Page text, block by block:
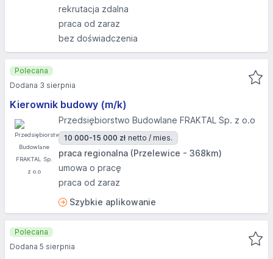
rekrutacja zdalna
praca od zaraz
bez doświadczenia
Kierownik budowy (m/k)
Przedsiębiorstwo Budowlane FRAKTAL Sp. z o.o
10 000-15 000 zł netto / mies.
praca regionalna (Przelewice - 368km)
umowa o pracę
praca od zaraz
Szybkie aplikowanie
Polecana
Dodana 3 sierpnia
Polecana
Dodana 5 sierpnia